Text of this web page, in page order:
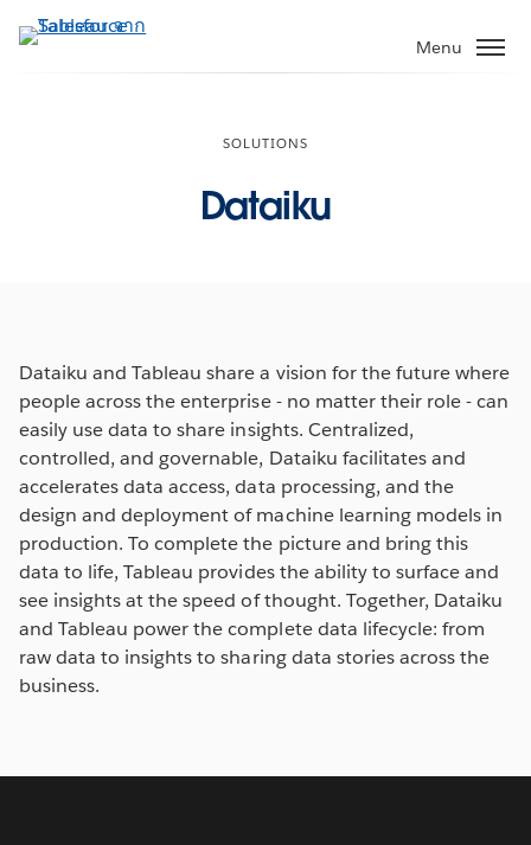
ไป
Menu
SOLUTIONS
Dataiku
Dataiku and Tableau share a vision for the future where
people across the enterprise - no matter their role - can
easily use data to share insights. Centralized,
controlled, and governable, Dataiku facilitates and
accelerates data access, data processing, and the
design and deployment of machine learning models in
production. To complete the picture and bring this
data to life, Tableau provides the ability to surface and
see insights at the speed of thought. Together, Dataiku
and Tableau power the complete data lifecycle: from
raw data to insights to sharing data stories across the
business.